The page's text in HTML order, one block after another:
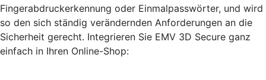
Fingerabdruckerkennung oder Einmalpasswörter, und wird
so den sich ständig verändernden Anforderungen an die
Sicherheit gerecht. Integrieren Sie EMV 3D Secure ganz
einfach in Ihren Online-Shop: